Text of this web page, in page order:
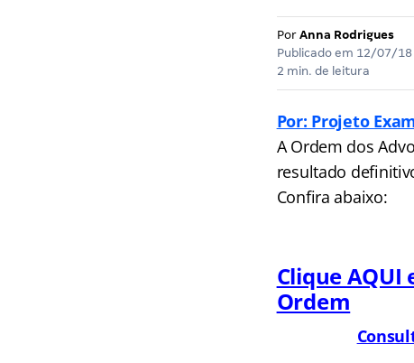
Por Anna Rodrigues
Publicado em 12/07/18
2 min. de leitura
Por: Projeto
A Ordem dos
resultado
Confira abaixo:
Clique AQUI
Ordem